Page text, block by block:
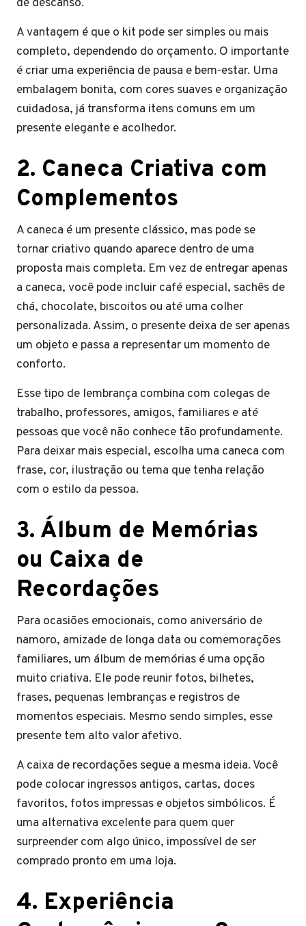
A vantagem é que o kit pode ser simples ou mais
completo, dependendo do orçamento. O importante
é criar uma experiência de pausa e bem-estar. Uma
embalagem bonita, com cores suaves e organização
cuidadosa, já transforma itens comuns em um
presente elegante e acolhedor.
2. Caneca Criativa com
Complementos
A caneca é um presente clássico, mas pode se
tornar criativo quando aparece dentro de uma
proposta mais completa. Em vez de entregar apenas
a caneca, você pode incluir café especial, sachês de
chá, chocolate, biscoitos ou até uma colher
personalizada. Assim, o presente deixa de ser apenas
um objeto e passa a representar um momento de
conforto.
Esse tipo de lembrança combina com colegas de
trabalho, professores, amigos, familiares e até
pessoas que você não conhece tão profundamente.
Para deixar mais especial, escolha uma caneca com
frase, cor, ilustração ou tema que tenha relação
com o estilo da pessoa.
3. Álbum de Memórias
ou Caixa de
Recordações
Para ocasiões emocionais, como aniversário de
namoro, amizade de longa data ou comemorações
familiares, um álbum de memórias é uma opção
muito criativa. Ele pode reunir fotos, bilhetes,
frases, pequenas lembranças e registros de
momentos especiais. Mesmo sendo simples, esse
presente tem alto valor afetivo.
A caixa de recordações segue a mesma ideia. Você
pode colocar ingressos antigos, cartas, doces
favoritos, fotos impressas e objetos simbólicos. É
uma alternativa excelente para quem quer
surpreender com algo único, impossível de ser
comprado pronto em uma loja.
4. Experiência